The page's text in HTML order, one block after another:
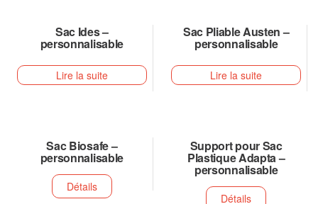
Sac Ides –
personnalisable
Lire la suite
Sac Pliable Austen –
personnalisable
Lire la suite
Sac Biosafe –
personnalisable
Détails
Support pour Sac
Plastique Adapta –
personnalisable
Détails